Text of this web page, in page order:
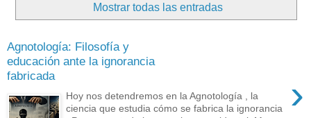
Mostrar todas las entradas
Agnotología: Filosofía y
educación ante la ignorancia
fabricada
›
Hoy nos detendremos en la Agnotología , la
ciencia que estudia cómo se fabrica la ignorancia